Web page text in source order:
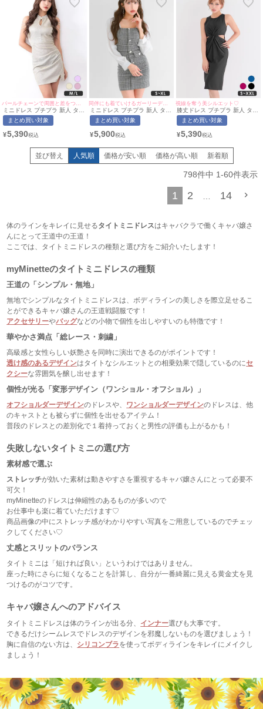
ミニドレス プチプラ 新人 タイ
ト スリット ホルターネック セ
クシー ラウンジ キラキラ ノー
ールチェーン ゴールド キャバ
ズ対応) | myMinette/マイミネ
まとめ買い対象
¥5,390
同伴にも着ていけるガーリーデザイン♡
ミニドレス プチプラ 新人 タイ
ト 長袖 ワンピース 韓国ドレス
ラウンジ シアー シアー袖 チェ
アネック 同伴 グレー キャバド
ズ対応) | myMinette/マイミネ
ット
まとめ買い対象
¥5,900
視線を奪う美シルエット♡
膝丈ドレス プチプラ 新人 タイ
ト セクシー ラウンジ ノースリ
ーブ 胸元隠し ウエストカット
レス (きぃぃりぷ着用/S~XXL
ミネット
まとめ買い対象
¥5,390
並び替え 人気順 価格が安い順 価格が高い順 新着順
798件中 1-60件表示
1 2 … 14
体のラインをキレイに見せるタイトミニドレスはキャバクラで働くキャバ嬢さ
んにとって王道中の王道！
ここでは、タイトミニドレスの種類と選び方をご紹介いたします！
myMinetteのタイトミニドレスの種類
王道の「シンプル・無地」
無地でシンプルなタイトミニドレスは、ボディラインの美しさを際立足せるこ
とができるキャバ嬢さんの王道戦闘服です！
アクセサリーやバッグなどの小物で個性を出しやすいのも特徴です！
華やかさ満点「総レース・刺繍」
高級感と女性らしい妖艶さを同時に演出できるのがポイントです！
透け感のあるデザインはタイトなシルエットとの相乗効果で隠しているのにセ
クシーな雰囲気を醸し出せます！
個性が光る「変形デザイン（ワンショル・オフショル）」
オフショルダーデザインのドレスや、 ワンショルダーデザインのドレスは、他
のキャストとも被らずに個性を出せるアイテム！
普段のドレスとの差別化で１着持っておくと男性の評価も上がるかも！
失敗しないタイトミニの選び方
素材感で選ぶ
ストレッチが効いた素材は動きやすさを重視するキャバ嬢さんにとって必要不
可欠！
myMinetteのドレスは伸縮性のあるものが多いので
お仕事中も楽に着ていただけます♡
商品画像の中にストレッチ感がわかりやすい写真をご用意しているのでチェッ
クしてください♡
丈感とスリットのバランス
タイトミニは「短ければ良い」というわけではありません。
座った時にさらに短くなることを計算し、自分が一番綺麗に見える黄金丈を見
つけるのがコツです。
キャバ嬢さんへのアドバイス
タイトミニドレスは体のラインが出る分、 インナー選びも大事です。
できるだけシームレスでドレスのデザインを邪魔しないものを選びましょう！
胸に自信のない方は、 シリコンブラを使ってボディラインをキレイにメイクし
ましょう！